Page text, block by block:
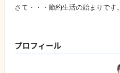
さて・・・節約生活の始まりです。
プロフィール